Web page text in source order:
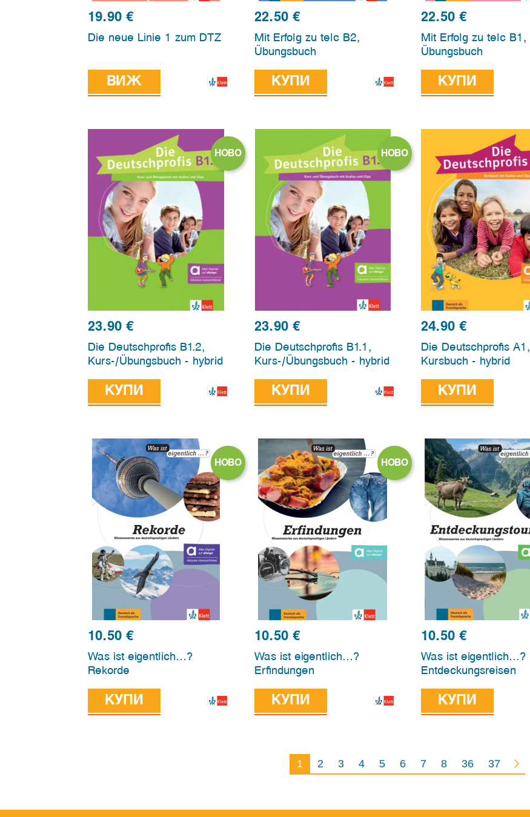
19.90€
Die neue Linie 1 zum DTZ
ВИЖ
22.50€
Mit Erfolg zu telc B2,
Übungsbuch
КУПИ
22.50€
Mit Erfolg zu telc B1,
Übungsbuch
КУПИ
НОВО
23.90€
Die Deutschprofis B1.2,
Kurs-/Übungsbuch - hybrid
КУПИ
НОВО
23.90€
Die Deutschprofis B1.1,
Kurs-/Übungsbuch - hybrid
КУПИ
24.90€
Die Deutschprofis A1,
Kursbuch - hybrid
КУПИ
НОВО
10.50€
Was ist eigentlich…?
Rekorde
КУПИ
НОВО
10.50€
Was ist eigentlich…?
Erfindungen
КУПИ
10.50€
Was ist eigentlich…?
Entdeckungsreisen
КУПИ
1 2 3 4 5 6 7 8 36 37